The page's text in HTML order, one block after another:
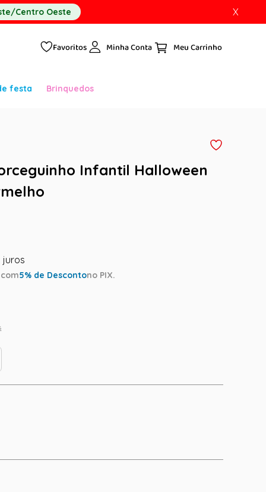
Centro Oeste X
Favoritos Minha Conta
festa Brinquedos
Infantil Halloween
com5% de Descontono PIX.